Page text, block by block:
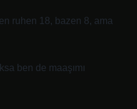
ruhen 18, bazen 8, ama
ben de maaşımı